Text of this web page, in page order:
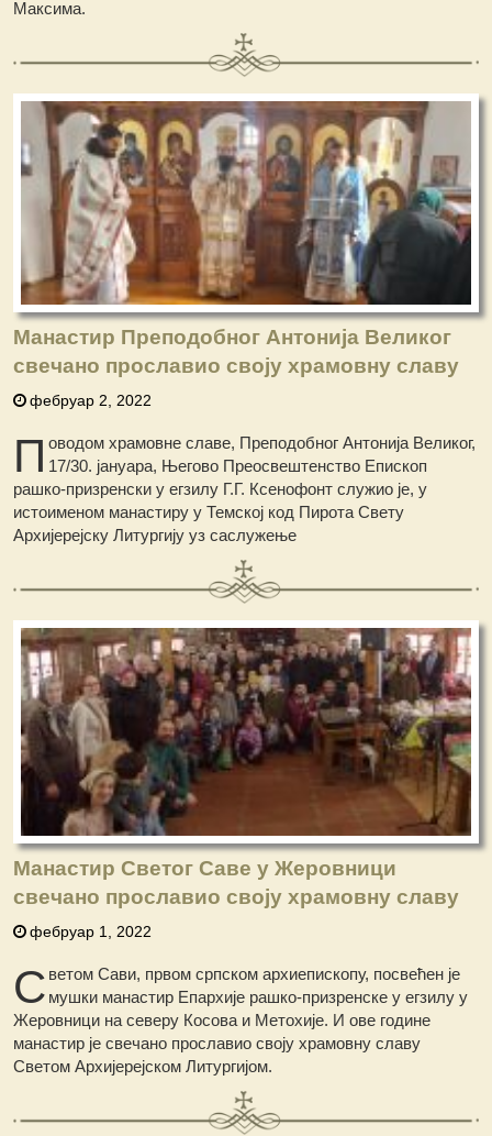
Максима.
Манастир Преподобног Антонија Великог
свечано прославио своју храмовну славу
фебруар 2, 2022
П оводом храмовне славе, Преподобног Антонија Великог,
17/30. јануара, Његово Преосвештенство Епископ
рашко-призренски у егзилу Г.Г. Ксенофонт служио је, у
истоименом манастиру у Темској код Пирота Свету
Архијерејску Литургију уз саслужење
Манастир Светог Саве у Жеровници
свечано прославио своју храмовну славу
фебруар 1, 2022
С ветом Сави, првом српском архиепископу, посвећен је
мушки манастир Епархије рашко-призренске у егзилу у
Жеровници на северу Косова и Метохије. И ове године
манастир је свечано прославио своју храмовну славу
Светом Архијерејском Литургијом.